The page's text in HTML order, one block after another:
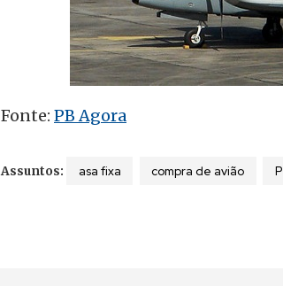
Fonte: PB Agora
Assuntos: asa fixa compra de avião